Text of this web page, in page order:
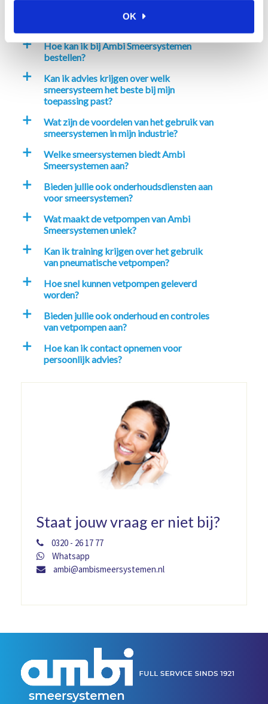
OK
Waarom kiezen voor Ambi
a
Hoe kan ik bij Ambi Smeersystemen
bestellen?
a
Kan ik advies krijgen over welk
smeersysteem het beste bij mijn
toepassing past?
a
Wat zijn de voordelen van het gebruik van
smeersystemen in mijn industrie?
a
Welke smeersystemen biedt Ambi
Smeersystemen aan?
a
Bieden jullie ook onderhoudsdiensten aan
voor smeersystemen?
a
Wat maakt de vetpompen van Ambi
Smeersystemen uniek?
a
Kan ik training krijgen over het gebruik
van pneumatische vetpompen?
a
Hoe snel kunnen vetpompen geleverd
worden?
a
Bieden jullie ook onderhoud en controles
van vetpompen aan?
a
Hoe kan ik contact opnemen voor
persoonlijk advies?
Staat jouw vraag er niet bij?
0320 - 26 17 77
Whatsapp
ambi@ambismeersystemen.nl